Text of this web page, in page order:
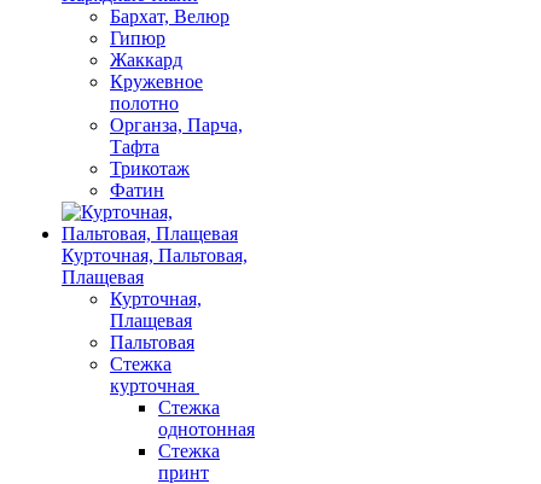
Бархат, Велюр
Гипюр
Жаккард
Кружевное
полотно
Органза, Парча,
Тафта
Трикотаж
Фатин
Курточная, Пальтовая,
Плащевая
Курточная,
Плащевая
Пальтовая
Стежка
курточная
Стежка
однотонная
Стежка
принт